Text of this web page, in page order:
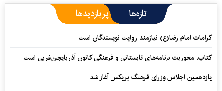
تازه‌ها پربازدیدها
کرامات امام رضا(ع) نیازمند روایت نویسندگان است
کتاب، محوریت برنامه‌های تابستانی و فرهنگی کانون آذربایجان‌غربی است
یازدهمین اجلاس وزرای فرهنگ بریکس آغاز شد